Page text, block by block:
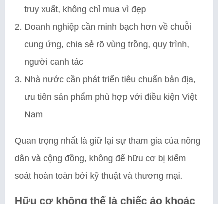
truy xuất, không chỉ mua vì đẹp
Doanh nghiệp cần minh bạch hơn về chuỗi
cung ứng, chia sẻ rõ vùng trồng, quy trình,
người canh tác
Nhà nước cần phát triển tiêu chuẩn bản địa,
ưu tiên sản phẩm phù hợp với điều kiện Việt
Nam
Quan trọng nhất là giữ lại sự tham gia của nông
dân và cộng đồng, không để hữu cơ bị kiểm
soát hoàn toàn bởi kỹ thuật và thương mại.
Hữu cơ không thể là chiếc áo khoác